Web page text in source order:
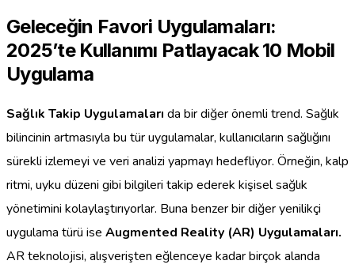
Geleceğin Favori Uygulamaları:
2025’te Kullanımı Patlayacak 10 Mobil
Uygulama
Sağlık Takip Uygulamaları da bir diğer önemli trend. Sağlık
bilincinin artmasıyla bu tür uygulamalar, kullanıcıların sağlığını
sürekli izlemeyi ve veri analizi yapmayı hedefliyor. Örneğin, kalp
ritmi, uyku düzeni gibi bilgileri takip ederek kişisel sağlık
yönetimini kolaylaştırıyorlar. Buna benzer bir diğer yenilikçi
uygulama türü ise Augmented Reality (AR) Uygulamaları.
AR teknolojisi, alışverişten eğlenceye kadar birçok alanda